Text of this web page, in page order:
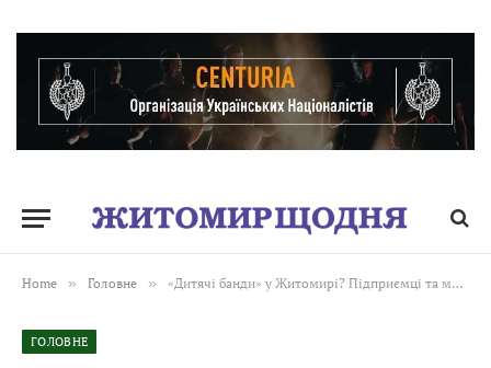
Home » Головне » «Дитячі банди» у Житомирі? Підприємці та мешканці Крошні заявляють про серію нападів і пограбувань. ВІДЕО
ГОЛОВНЕ